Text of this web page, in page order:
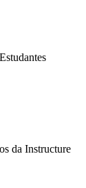
da Instructure